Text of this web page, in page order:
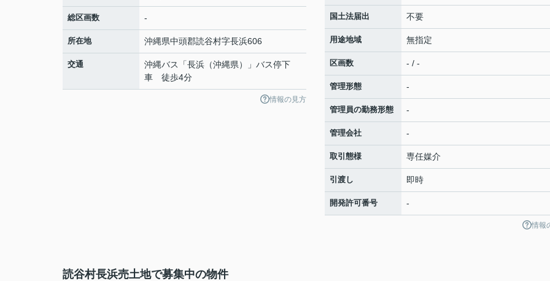
総区画数 -
所在地 沖縄県中頭郡読谷村字長浜606
交通
沖縄バス「長浜（沖縄県）」バス停下
車 徒歩4分
情報の見方
国土法届出 不要
用途地域 無指定
区画数 - / -
管理形態 -
管理員の勤務形態 -
管理会社 -
取引態様 専任媒介
引渡し 即時
開発許可番号 -
情報
読谷村長浜売土地で募集中の物件